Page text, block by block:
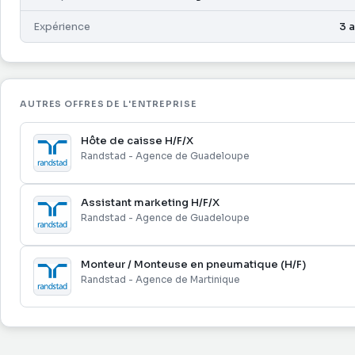
Expérience 3
AUTRES OFFRES DE L'ENTREPRISE
Hôte de caisse H/F/X
Randstad - Agence de Guadeloupe
Assistant marketing H/F/X
Randstad - Agence de Guadeloupe
Monteur / Monteuse en pneumatique (H/F)
Randstad - Agence de Martinique